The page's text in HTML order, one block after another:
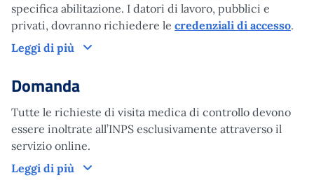
specifica abilitazione. I datori di lavoro, pubblici e
privati, dovranno richiedere le credenziali di accesso.
Leggi di più
Come funziona
Domanda
Tutte le richieste di visita medica di controllo devono
essere inoltrate all’INPS esclusivamente attraverso il
servizio online.
Leggi di più
Domanda